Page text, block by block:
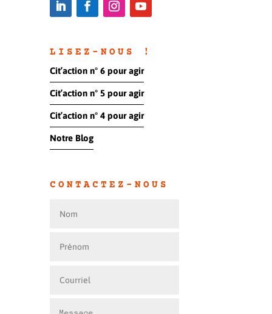
LISEZ-NOUS !
Cit’action n° 6 pour agir
Cit’action n° 5 pour agir
Cit’action n° 4 pour agir
Notre Blog
CONTACTEZ-NOUS